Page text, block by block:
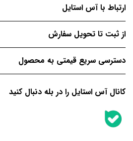
ارتباط با آس استایل
از ثبت تا تحویل سفارش
دسترسی سریع قیمتی به محصول
کانال آس استایل را در بله دنبال کنید